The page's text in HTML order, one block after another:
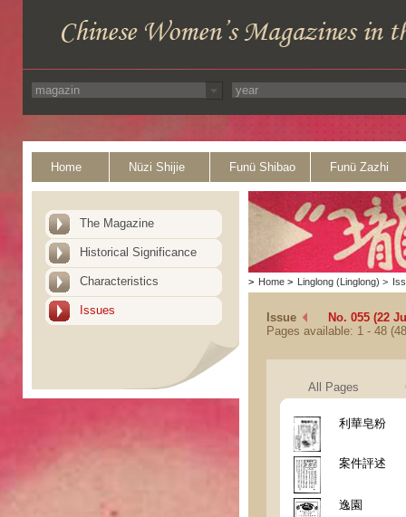
Home Nüzi Shijie Funü Shibao Funü Zazhi
The Magazine
Historical Significance
Characteristics
Issues
> Home > Linglong (Linglong) >
Issue
No. 055 (22
Pages available: 1 - 48
All Pages
利華皂粉
案件評述
逸園